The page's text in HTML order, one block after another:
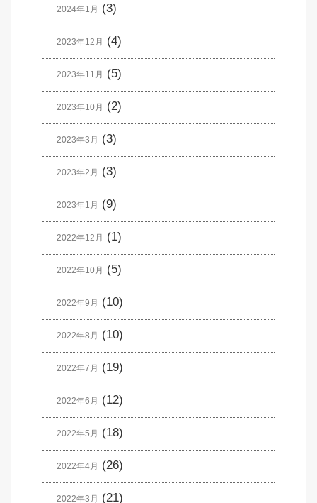
2024年1月 (3)
2023年12月 (4)
2023年11月 (5)
2023年10月 (2)
2023年3月 (3)
2023年2月 (3)
2023年1月 (9)
2022年12月 (1)
2022年10月 (5)
2022年9月 (10)
2022年8月 (10)
2022年7月 (19)
2022年6月 (12)
2022年5月 (18)
2022年4月 (26)
2022年3月 (21)